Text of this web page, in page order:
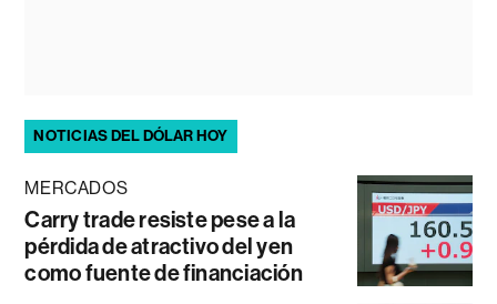
NOTICIAS DEL DÓLAR HOY
MERCADOS
Carry trade resiste pese a la
pérdida de atractivo del yen
como fuente de financiación